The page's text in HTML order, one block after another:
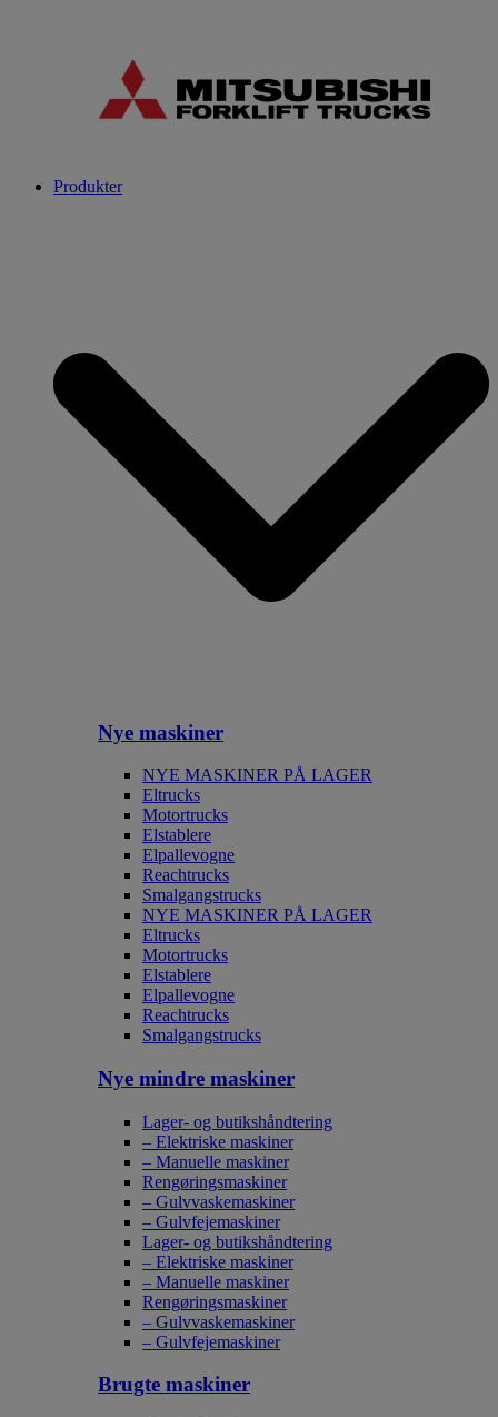
Produkter
Nye maskiner
NYE MASKINER PÅ LAGER
Eltrucks
Motortrucks
Elstablere
Elpallevogne
Reachtrucks
Smalgangstrucks
NYE MASKINER PÅ LAGER
Eltrucks
Motortrucks
Elstablere
Elpallevogne
Reachtrucks
Smalgangstrucks
Nye mindre maskiner
Lager- og butikshåndtering
– Elektriske maskiner
– Manuelle maskiner
Rengøringsmaskiner
– Gulvvaskemaskiner
– Gulvfejemaskiner
Lager- og butikshåndtering
– Elektriske maskiner
– Manuelle maskiner
Rengøringsmaskiner
– Gulvvaskemaskiner
– Gulvfejemaskiner
Brugte maskiner